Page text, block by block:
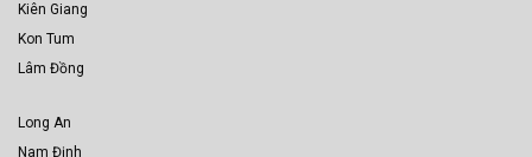
Kiên Giang
Kon Tum
Lâm Đồng
Long An
Nam Định